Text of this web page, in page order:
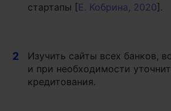
стартапы [Е. Кобрина, 2020].
2
Изучить сайты всех банков,
и при необходимости
кредитования.